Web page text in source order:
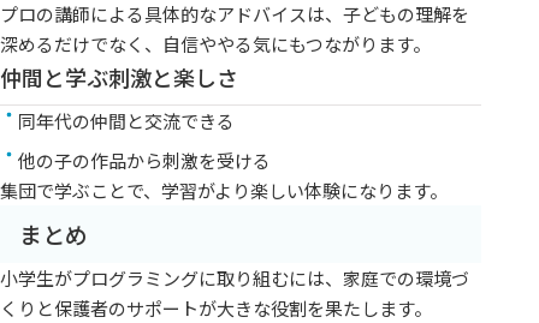
プロの講師による具体的なアドバイスは、子どもの理解を
深めるだけでなく、自信ややる気にもつながります。
仲間と学ぶ刺激と楽しさ
同年代の仲間と交流できる
他の子の作品から刺激を受ける
集団で学ぶことで、学習がより楽しい体験になります。
まとめ
小学生がプログラミングに取り組むには、家庭での環境づ
くりと保護者のサポートが大きな役割を果たします。